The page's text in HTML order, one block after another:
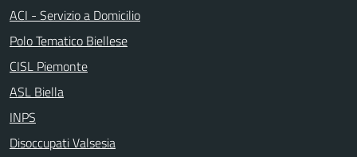
ACI - Servizio a Domicilio
Polo Tematico Biellese
CISL Piemonte
ASL Biella
INPS
Disoccupati Valsesia